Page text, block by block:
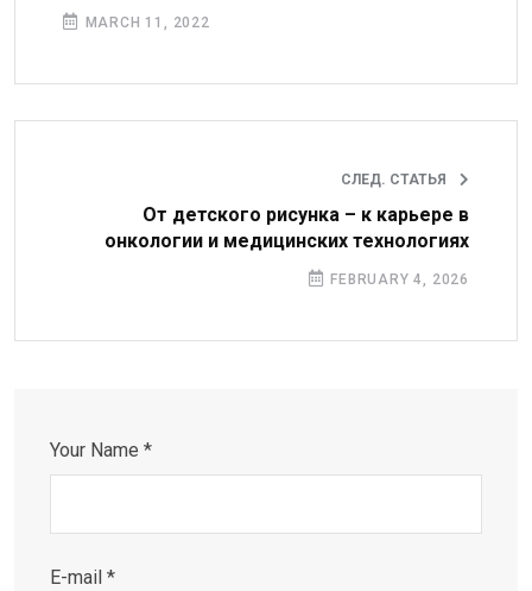
MARCH 11, 2022
СЛЕД. СТАТЬЯ
От детского рисунка – к карьере в
онкологии и медицинских технологиях
FEBRUARY 4, 2026
Your Name *
E-mail *